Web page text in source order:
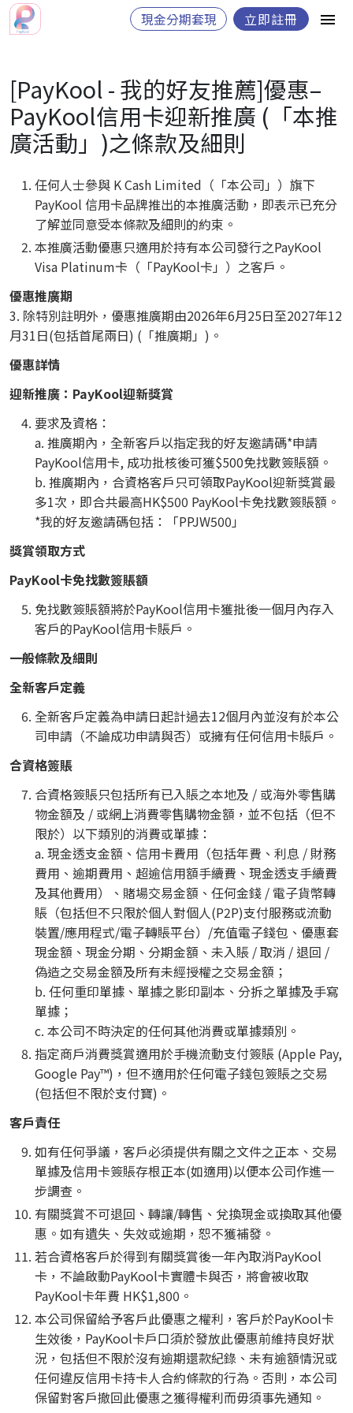
現金分期套現 立即註冊
[PayKool - 我的好友推薦]優惠–
PayKool信用卡迎新推廣 (「本推
廣活動」)之條款及細則
任何人士參與 K Cash Limited（「本公司」）旗下
PayKool 信用卡品牌推出的本推廣活動，即表示已充分
了解並同意受本條款及細則的約束。
本推廣活動優惠只適用於持有本公司發行之PayKool
Visa Platinum卡（「PayKool卡」）之客戶。
優惠推廣期
3. 除特別註明外，優惠推廣期由2026年6月25日至2027年12
月31日(包括首尾兩日) (「推廣期」)。
優惠詳情
迎新推廣：PayKool迎新獎賞
要求及資格：
a. 推廣期內，全新客戶以指定我的好友邀請碼*申請
PayKool信用卡, 成功批核後可獲$500免找數簽賬額。
b. 推廣期內，合資格客戶只可領取PayKool迎新獎賞最
多1次，即合共最高HK$500 PayKool卡免找數簽賬額。
*我的好友邀請碼包括：「PPJW500」
獎賞領取方式
PayKool卡免找數簽賬額
免找數簽賬額將於PayKool信用卡獲批後一個月內存入
客戶的PayKool信用卡賬戶。
一般條款及細則
全新客戶定義
全新客戶定義為申請日起計過去12個月內並沒有於本公
司申請（不論成功申請與否）或擁有任何信用卡賬戶。
合資格簽賬
合資格簽賬只包括所有已入賬之本地及 / 或海外零售購
物金額及 / 或網上消費零售購物金額，並不包括（但不
限於）以下類別的消費或單據：
a. 現金透支金額、信用卡費用（包括年費、利息 / 財務
費用、逾期費用、超逾信用額手續費、現金透支手續費
及其他費用）、賭場交易金額、任何金錢 / 電子貨幣轉
賬（包括但不只限於個人對個人(P2P)支付服務或流動
裝置/應用程式/電子轉賬平台）/充值電子錢包、優惠套
現金額、現金分期、分期金額、未入賬 / 取消 / 退回 /
偽造之交易金額及所有未經授權之交易金額；
b. 任何重印單據、單據之影印副本、分拆之單據及手寫
單據；
c. 本公司不時決定的任何其他消費或單據類別。
指定商戶消費獎賞適用於手機流動支付簽賬 (Apple Pay,
Google Pay™)，但不適用於任何電子錢包簽賬之交易
(包括但不限於支付寶)。
客戶責任
如有任何爭議，客戶必須提供有關之文件之正本、交易
單據及信用卡簽賬存根正本(如適用)以便本公司作進一
步調查。
有關獎賞不可退回、轉讓/轉售、兌換現金或換取其他優
惠。如有遺失、失效或逾期，恕不獲補發。
若合資格客戶於得到有關獎賞後一年內取消PayKool
卡，不論啟動PayKool卡實體卡與否，將會被收取
PayKool卡年費 HK$1,800。
本公司保留給予客戶此優惠之權利，客戶於PayKool卡
生效後，PayKool卡戶口須於發放此優惠前維持良好狀
況，包括但不限於沒有逾期還款紀錄、未有逾額情況或
任何違反信用卡持卡人合約條款的行為。否則，本公司
保留對客戶撤回此優惠之獲得權利而毋須事先通知。